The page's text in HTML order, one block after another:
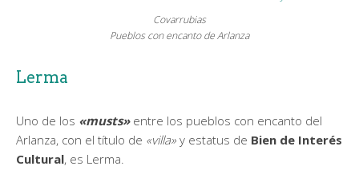
Covarrubias
Pueblos con encanto de Arlanza
Lerma
Uno de los «musts»entre los pueblos con encanto del
Arlanza, con el título de «villa» y estatus de Bien de Interés
Cultural, es Lerma.